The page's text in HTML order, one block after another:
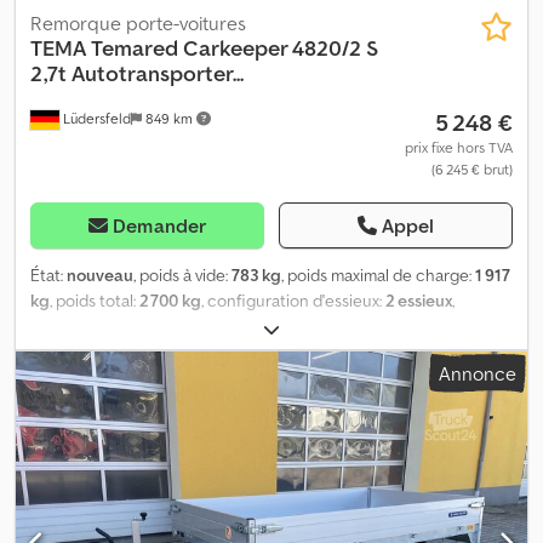
Lüdersfeld 849 km
Remorque porte-voitures
TEMATemared Carkeeper 4820/2 S
2,7t Autotransporter...
5 248 €
prix fixe hors TVA
(6 245 € brut)
Demander Appel
État: nouveau, poids à vide:783 kg, poids maximal de charge:1 917
kg, poids total:2 700 kg, configuration d'essieux:2 essieux,
longueur de l'espace de chargement:
l’espace de chargement:2 090 mm, Année de construction:2026,
kilométrage:50 km , type d'engrenage:mécanique, efficacité
énergétique:A, Temared Carkeeper 4820/2 S Transporteur de
voitures Remorque pour véhicules légers (VL) État : Neuf (Année
de fabrication : 2026) 2 ans de contrôle technique à compter de
la première immatriculation Inclus : documents d’immatriculation
(carte grise / certificat d’immatriculation partie 2 et COC)
Disponibilité : env. 6 semaines après réception de commande
Annonce